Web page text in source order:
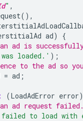
" ,
(),
ad)
{
ad is
loaded.' );
to the ad so
= ad ;
(LoadAdError error)
ad request failed.
failed to load with